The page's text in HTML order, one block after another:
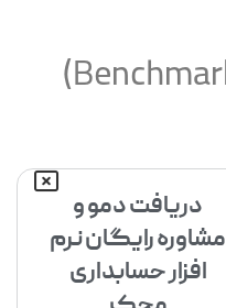
بنچ مارکینگ (Benchmarking)
دریافت دمو و
مشاوره رایگان نرم
افزار حسابداری